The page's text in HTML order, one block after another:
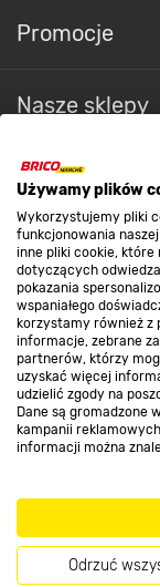
Używamy plików
Wykorzystujemy pliki
funkcjonowania
inne pliki cookie,
dotyczących
pokazania
wspaniałego
korzystamy również z
informacje, zebrane
partnerów, którzy
uzyskać więcej
udzielić zgody na
Dane są gromadzone
kampanii
informacji można
Odrzuć
Promocje
Nasze sklepy
O nas
Kontakt do
Strefa
Dołącz do nas